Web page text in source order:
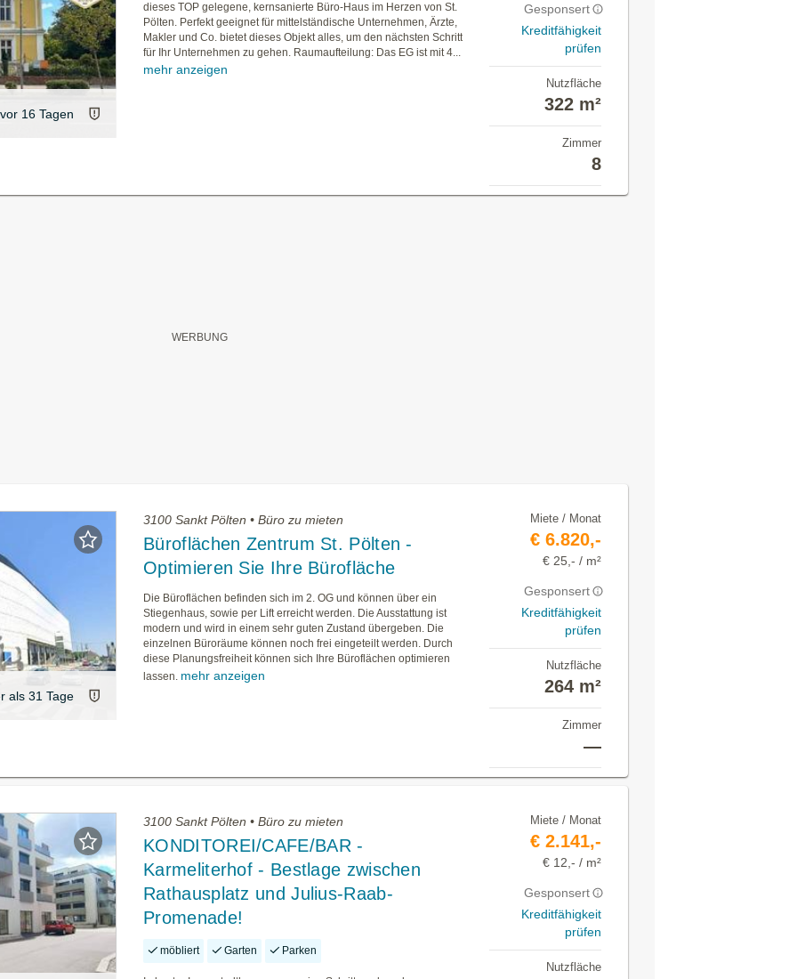
vor 16 Tagen
dieses TOP gelegene, kernsanierte Büro-Haus im Herzen von St.
Pölten. Perfekt geeignet für mittelständische Unternehmen, Ärzte,
Makler und Co. bietet dieses Objekt alles, um den nächsten Schritt
für Ihr Unternehmen zu gehen. Raumaufteilung: Das EG ist mit 4...
mehr anzeigen
Gesponsert
Kreditfähigkeit
prüfen
Nutzfläche
322 m²
Zimmer
8
als 31 Tage
3100 Sankt Pölten • Büro zu mieten
Büroflächen Zentrum St. Pölten -
Optimieren Sie Ihre Bürofläche
Die Büroflächen befinden sich im 2. OG und können über ein
Stiegenhaus, sowie per Lift erreicht werden. Die Ausstattung ist
modern und wird in einem sehr guten Zustand übergeben. Die
einzelnen Büroräume können noch frei eingeteilt werden. Durch
diese Planungsfreiheit können sich Ihre Büroflächen optimieren
lassen. mehr anzeigen
Miete / Monat
€ 6.820,-
€ 25,- / m²
Gesponsert
Kreditfähigkeit
prüfen
Nutzfläche
264 m²
Zimmer
—
3100 Sankt Pölten • Büro zu mieten
KONDITOREI/CAFE/BAR -
Karmeliterhof - Bestlage zwischen
Rathausplatz und Julius-Raab-
Promenade!
möbliert Garten Parken
Miete / Monat
€ 2.141,-
€ 12,- / m²
Gesponsert
Kreditfähigkeit
prüfen
Nutzfläche